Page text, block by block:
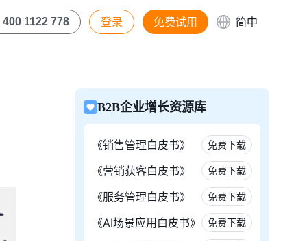
400 1122 778 登录 免费试用 简中
B2B企业增长资源库
《销售管理白皮书》 免费下载
《营销获客白皮书》 免费下载
《服务管理白皮书》 免费下载
《AI场景应用白皮书》 免费下载